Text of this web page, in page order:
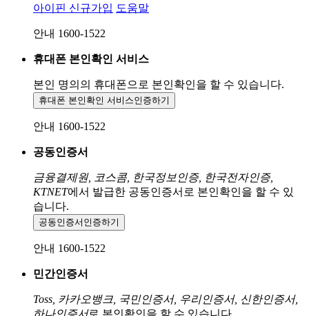
아이핀 신규가입 도움말
안내 1600-1522
휴대폰 본인확인 서비스
본인 명의의 휴대폰으로 본인확인을 할 수 있습니다.
휴대폰 본인확인 서비스인증하기
안내 1600-1522
공동인증서
금융결제원, 코스콤, 한국정보인증, 한국전자인증,
KTNET에서 발급한 공동인증서로 본인확인을 할 수 있
습니다.
공동인증서 인증하기
안내 1600-1522
민간인증서
Toss, 카카오뱅크, 국민인증서, 우리인증서, 신한인증서,